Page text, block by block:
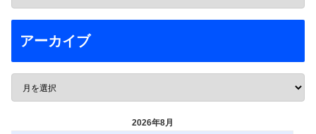
アーカイブ
2026年8月